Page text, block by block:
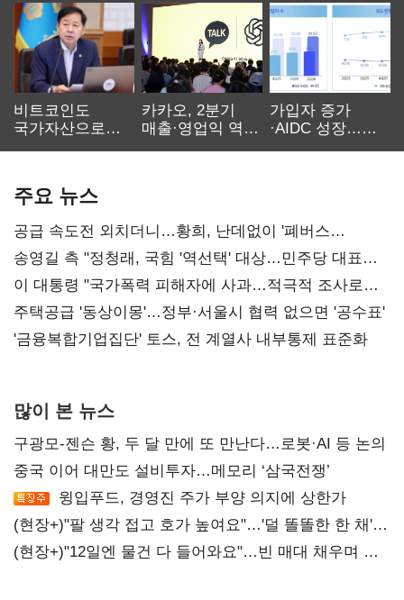
비트코인도
국가자산으로…'
카카오, 2분기
매출·영업익 역대
가입자 증가
·AIDC 성장…
주요 뉴스
공급 속도전 외치더니…황희, 난데없이 '폐버스
리모델링' 제안
송영길 측 "정청래, 국힘 '역선택' 대상…민주당 대표로
총선 지휘 못해"
이 대통령 "국가폭력 피해자에 사과…적극적 조사로
진실 밝혀야"
주택공급 '동상이몽'…정부·서울시 협력 없으면 '공수표'
'금융복합기업집단' 토스, 전 계열사 내부통제 표준화
많이 본 뉴스
구광모-젠슨 황, 두 달 만에 또 만난다…로봇·AI 등 논의
중국 이어 대만도 설비투자…메모리 ‘삼국전쟁’
윙입푸드, 경영진 주가 부양 의지에 상한가
(현장+)"팔 생각 접고 호가 높여요"…'덜 똘똘한 한 채'
20억 키맞추기
(현장+)"12일엔 물건 다 들어와요"…빈 매대 채우며 문